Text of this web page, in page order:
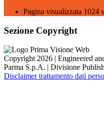
Pagina visualizzata 1024
Sezione Copyright
Copyright 2026 | Engineered
Parma S.p.A. | Divisione
Disclaimer trattamento dati